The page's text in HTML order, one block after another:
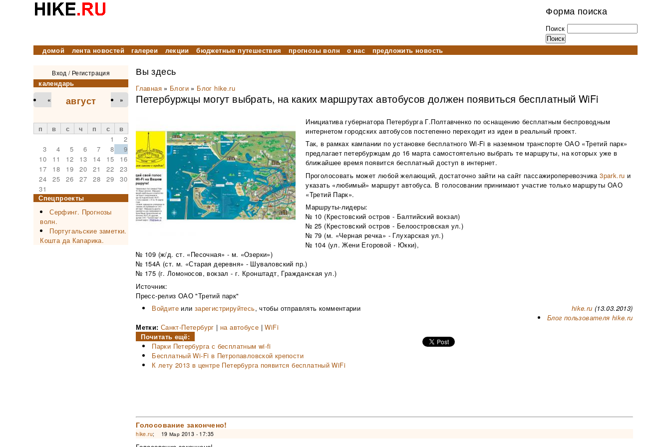
Форма поиска
Поиск
домой лента новостей галереи лекции бюджетные путешествия прогнозы волн о нас предложить новость
Вход / Регистрация
календарь
август
« »
п в с ч п с
в
1
2
3
4 5 6 7 8
9
10
11 12 13 14 15
16
17
18 19 20 21 22
23
24
25 26 27 28 29
30
31
Спецпроекты
Серфинг. Прогнозы
волн.
Португальские заметки.
Кошта да Капарика.
Вы здесь
Главная» Блоги » Блог hike.ru
Петербуржцы могут выбрать, на каких маршрутах автобусов должен появиться бесплатный WiFi
Инициатива губернатора Петербурга Г.Полтавченко по оснащению бесплатным беспроводным
интернетом городских автобусов постепенно переходит из идеи в реальный проект.
Так, в рамках кампании по установке бесплатного Wi-Fi в наземном транспорте ОАО «Третий парк»
предлагает петербуржцам до 16 марта самостоятельно выбрать те маршруты, на которых уже в
ближайшее время появится бесплатный доступ в интернет.
Проголосовать может любой желающий, достаточно зайти на сайт пассажироперевозчика3park.ru и
указать «любимый» маршрут автобуса. В голосовании принимают участие только маршруты ОАО
«Третий Парк».
Маршруты-лидеры:
№ 10 (Крестовский остров - Балтийский вокзал)
№ 25 (Крестовский остров - Белоостровская ул.)
№ 79 (м. «Черная речка» - Глухарская ул.)
№ 104 (ул. Жени Егоровой - Юкки),
№ 109 (ж/д. ст. «Песочная» - м. «Озерки»)
№ 154А (ст. м. «Старая деревня» - Шуваловский пр.)
№ 175 (г. Ломоносов, вокзал - г. Кронштадт, Гражданская ул.)
Источник:
Пресс-релиз ОАО "Третий парк"
hike.ru (13.03.2013)
Блог пользователя hike.ru
Войдитеили зарегистрируйтесь, чтобы отправлять комментарии
Метки: Санкт-Петербург | на автобусе |WiFi
Почитать ещё:
Парки Петербурга с бесплатным wi-fi
Бесплатный Wi-Fi в Петропавловской крепости
К лету 2013 в центре Петербурга появится бесплатный WiFi
Голосование закончено!
hike.ru; 19 Мар 2013 - 17:35